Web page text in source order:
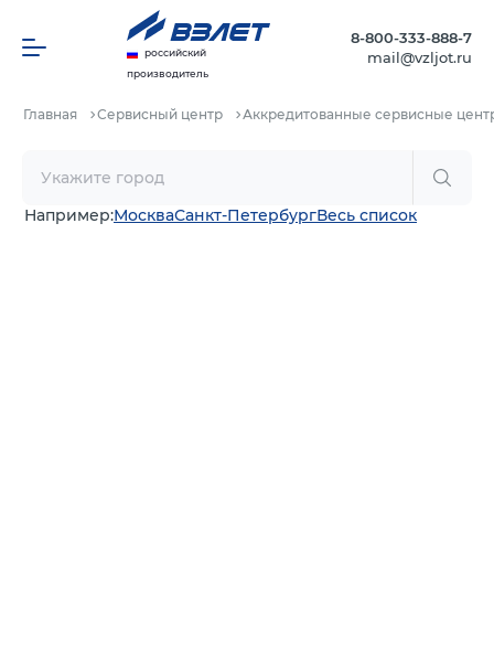
российский
производитель
8-800-333-888-7
mail@vzljot.ru
Главная Сервисный центр Аккредитованные сервисные
Например:МоскваСанкт-ПетербургВесь список